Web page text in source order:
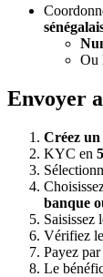
Ou
Envoyer
Créez
KYC en
banque
Saisissez
Vérifiez le
Payez par
Le